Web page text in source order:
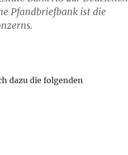
Pfandbriefbank ist die
dazu die folgenden